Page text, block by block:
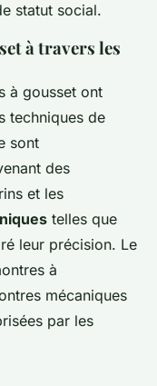
statut social.
à travers les
à gousset ont
techniques de
sont
des
et les
telles que
leur précision. Le
à
mécaniques
par les